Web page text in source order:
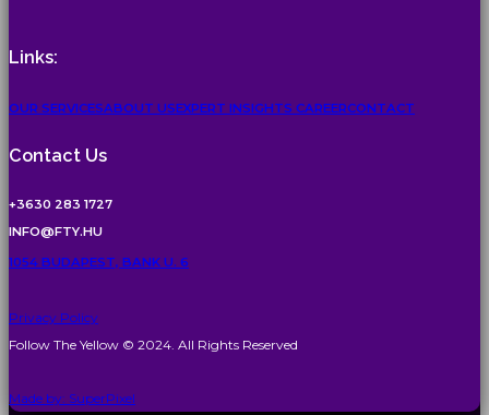
Links:
OUR SERVICESABOUT USEXPERT INSIGHTS CAREERCONTACT
Contact Us
+3630 283 1727
INFO@FTY.HU
1054 BUDAPEST, BANK U. 6
Privacy Policy
Follow The Yellow © 2024. All Rights Reserved
Made by: SuperPixel